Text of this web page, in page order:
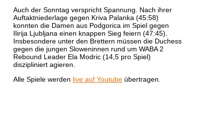
Auch der Sonntag verspricht Spannung. Nach ihrer
Auftaktniederlage gegen Kriva Palanka (45:58)
konnten die Damen aus Podgorica im Spiel gegen
Ilirija Ljubljana einen knappen Sieg feiern (47:45).
Insbesondere unter den Brettern müssen die Duchess
gegen die jungen Sloweninnen rund um WABA 2
Rebound Leader Ela Modric (14,5 pro Spiel)
diszipliniert agieren.
Alle Spiele werden live auf Youtube übertragen.